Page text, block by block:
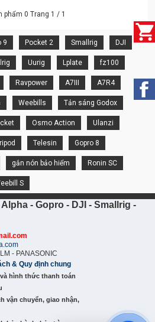
phẩm 0 Trang 1 / 1
9 Pocket 2 Smallrig DJI
Uurig Lplate fz100
Ravpower A7III A7R4
Weebills Tản sáng Godox
Osmo Action Ulanzi
Telesin Gopro 8
gắn nón bảo hiểm Ronin SC
S
- Gopro - DJI - Smallrig -
- PANASONIC
& Quy định chung
hình thức thanh toán
vận chuyển, giao nhận,